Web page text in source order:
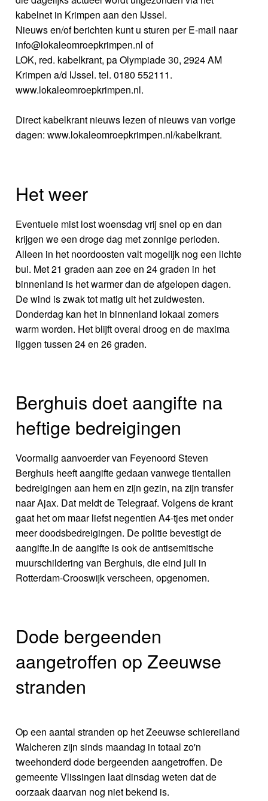
kabelnet in Krimpen aan den IJssel.
Nieuws en/of berichten kunt u sturen per E-mail naar
info@lokaleomroepkrimpen.nl of
LOK, red. kabelkrant, pa Olympiade 30, 2924 AM
Krimpen a/d IJssel. tel. 0180 552111.
www.lokaleomroepkrimpen.nl.
Direct kabelkrant nieuws lezen of nieuws van vorige
dagen: www.lokaleomroepkrimpen.nl/kabelkrant.
Het weer
Eventuele mist lost woensdag vrij snel op en dan
krijgen we een droge dag met zonnige perioden.
Alleen in het noordoosten valt mogelijk nog een lichte
bui. Met 21 graden aan zee en 24 graden in het
binnenland is het warmer dan de afgelopen dagen.
De wind is zwak tot matig uit het zuidwesten.
Donderdag kan het in binnenland lokaal zomers
warm worden. Het blijft overal droog en de maxima
liggen tussen 24 en 26 graden.
Berghuis doet aangifte na
heftige bedreigingen
Voormalig aanvoerder van Feyenoord Steven
Berghuis heeft aangifte gedaan vanwege tientallen
bedreigingen aan hem en zijn gezin, na zijn transfer
naar Ajax. Dat meldt de Telegraaf. Volgens de krant
gaat het om maar liefst negentien A4-tjes met onder
meer doodsbedreigingen. De politie bevestigt de
aangifte.In de aangifte is ook de antisemitische
muurschildering van Berghuis, die eind juli in
Rotterdam-Crooswijk verscheen, opgenomen.
Dode bergeenden
aangetroffen op Zeeuwse
stranden
Op een aantal stranden op het Zeeuwse schiereiland
Walcheren zijn sinds maandag in totaal zo'n
tweehonderd dode bergeenden aangetroffen. De
gemeente Vlissingen laat dinsdag weten dat de
oorzaak daarvan nog niet bekend is.